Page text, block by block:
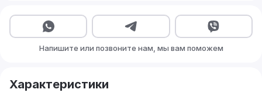
Напишите или позвоните нам, мы вам поможем
Характеристики